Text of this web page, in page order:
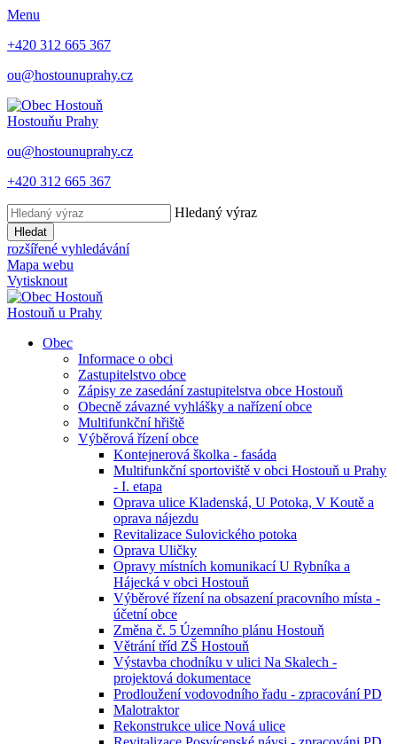
Menu
+420 312 665 367
ou@hostounuprahy.cz
Hostouňu Prahy
ou@hostounuprahy.cz
+420 312 665 367
Hledaný výraz
Hledat
rozšířené vyhledávání
Mapa webu
Vytisknout
Hostouň u Prahy
Obec
Informace o obci
Zastupitelstvo obce
Zápisy ze zasedání zastupitelstva obce Hostouň
Obecně závazné vyhlášky a nařízení obce
Multifunkční hřiště
Výběrová řízení obce
Kontejnerová školka - fasáda
Multifunkční sportoviště v obci Hostouň u Prahy
- I. etapa
Oprava ulice Kladenská, U Potoka, V Koutě a
oprava nájezdu
Revitalizace Sulovického potoka
Oprava Uličky
Opravy místních komunikací U Rybníka a
Hájecká v obci Hostouň
Výběrové řízení na obsazení pracovního místa -
účetní obce
Změna č. 5 Územního plánu Hostouň
Větrání tříd ZŠ Hostouň
Výstavba chodníku v ulici Na Skalech -
projektová dokumentace
Prodloužení vodovodního řadu - zpracování PD
Malotraktor
Rekonstrukce ulice Nová ulice